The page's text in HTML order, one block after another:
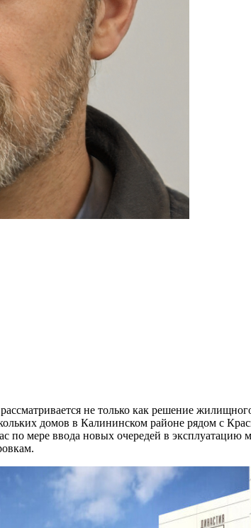
не только как решение
домов в Калининском районе рядом с
по мере ввода новых очередей в